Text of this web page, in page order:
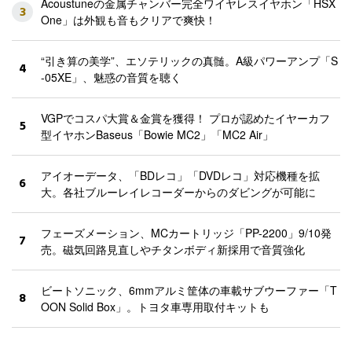
3
One」は外観も音もクリアで爽快！
4
“引き算の美学”、エソテリックの真髄。A級パワーアンプ「S
-05XE」、魅惑の音質を聴く
5
VGPでコスパ大賞＆金賞を獲得！ プロが認めたイヤーカフ
型イヤホンBaseus「Bowie MC2」「MC2 Air」
6
アイオーデータ、「BDレコ」「DVDレコ」対応機種を拡
大。各社ブルーレイレコーダーからのダビングが可能に
7
フェーズメーション、MCカートリッジ「PP-2200」9/10発
売。磁気回路見直しやチタンボディ新採用で音質強化
8
ビートソニック、6mmアルミ筐体の車載サブウーファー「T
OON Solid Box」。トヨタ車専用取付キットも